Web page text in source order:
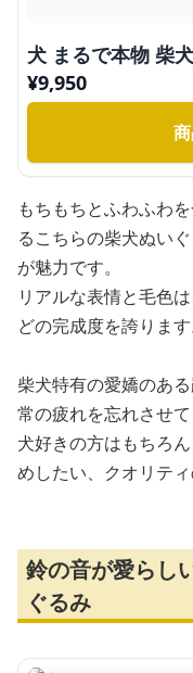
犬 まるで本物 柴
¥9,950
もちもちとふわふわ
るこちらの柴犬ぬい
が魅力です。
リアルな表情と毛色
どの完成度を誇ります
柴犬特有の愛嬌のあ
常の疲れを忘れさせて
犬好きの方はもちろ
めしたい、クオリティ
鈴の音が愛らし
ぐるみ